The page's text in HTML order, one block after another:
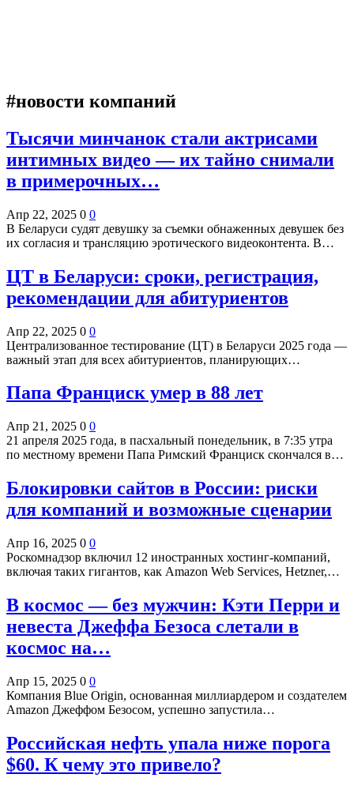
#новости компаний
Тысячи минчанок стали актрисами
интимных видео — их тайно снимали
в примерочных…
Апр 22, 2025 0 0
В Беларуси судят девушку за съемки обнаженных девушек без
их согласия и трансляцию эротического видеоконтента. В…
ЦТ в Беларуси: сроки, регистрация,
рекомендации для абитуриентов
Апр 22, 2025 0 0
Централизованное тестирование (ЦТ) в Беларуси 2025 года —
важный этап для всех абитуриентов, планирующих…
Папа Франциск умер в 88 лет
Апр 21, 2025 0 0
21 апреля 2025 года, в пасхальный понедельник, в 7:35 утра
по местному времени Папа Римский Франциск скончался в…
Блокировки сайтов в России: риски
для компаний и возможные сценарии
Апр 16, 2025 0 0
Роскомнадзор включил 12 иностранных хостинг-компаний,
включая таких гигантов, как Amazon Web Services, Hetzner,…
В космос — без мужчин: Кэти Перри и
невеста Джеффа Безоса слетали в
космос на…
Апр 15, 2025 0 0
Компания Blue Origin, основанная миллиардером и создателем
Amazon Джеффом Безосом, успешно запустила…
Российская нефть упала ниже порога
$60. К чему это привело?